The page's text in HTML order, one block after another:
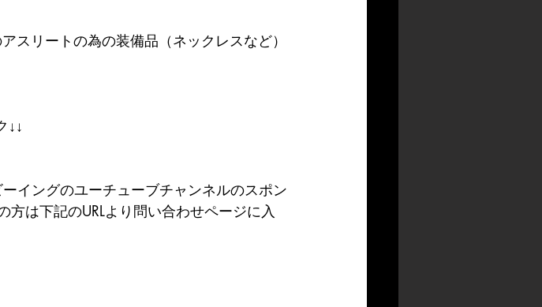
スリートの為の装備品（ネックレスなど）
↓↓
イングのユーチューブチャンネルのスポン
は下記のURLより問い合わせページに入